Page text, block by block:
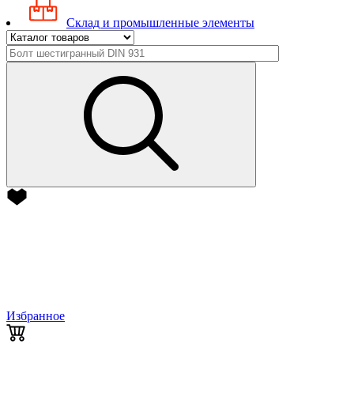
Склад и промышленные элементы
Избранное